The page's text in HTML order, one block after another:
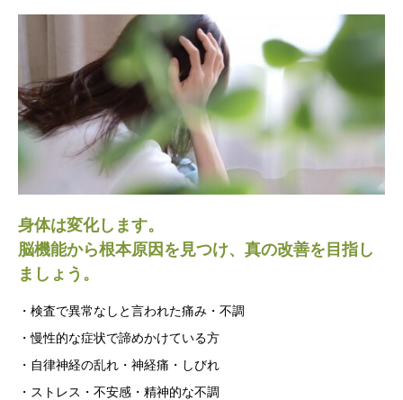
身体は変化します。
脳機能から根本原因を見つけ、真の改善を目指し
ましょう。
・検査で異常なしと言われた痛み・不調
・慢性的な症状で諦めかけている方
・自律神経の乱れ・神経痛・しびれ
・ストレス・不安感・精神的な不調